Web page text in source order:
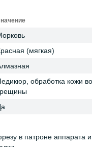
(мягкая)
обработка кожи
в патроне аппарата